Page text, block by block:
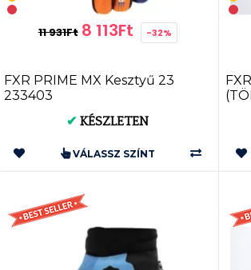
11 931Ft 8 113Ft -32%
FXR PRIME MX Kesztyű 23
233403
✔KÉSZLETEN
VÁLASSZ SZÍNT